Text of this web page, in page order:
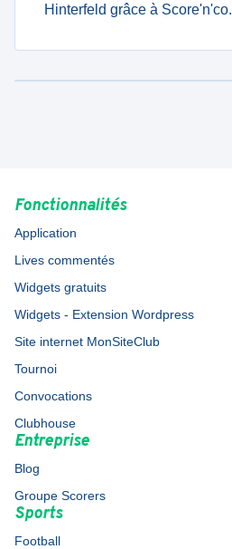
Hinterfeld grâce à Score'n'co.
Fonctionnalités
Application
Lives commentés
Widgets gratuits
Widgets - Extension Wordpress
Site internet MonSiteClub
Tournoi
Convocations
Clubhouse
Entreprise
Blog
Groupe Scorers
Sports
Football